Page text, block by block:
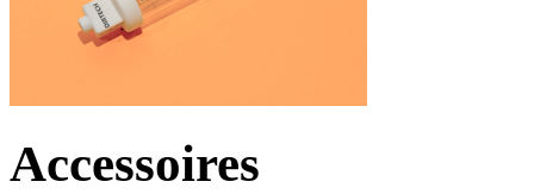
Accessoires